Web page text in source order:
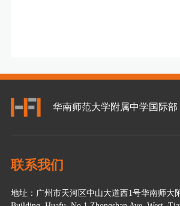
华南师范大学附属中学国际部
联系我们
地址：广州市天河区中山大道西1号华南师大